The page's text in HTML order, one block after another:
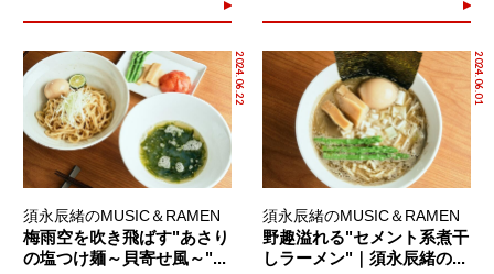
2024.06.22
須永辰緒のMUSIC＆RAMEN
梅雨空を吹き飛ばす"あさり
の塩つけ麺～貝寄せ風～"...
2024.06.01
須永辰緒のMUSIC＆RAMEN
野趣溢れる"セメント系煮干
しラーメン"｜須永辰緒の...